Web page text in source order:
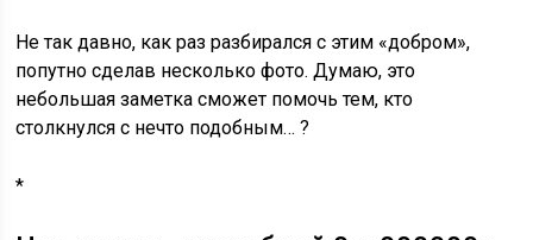
Не так давно, как раз разбирался с этим «добром»,
попутно сделав несколько фото. Думаю, это
небольшая заметка сможет помочь тем, кто
столкнулся с нечто подобным… ?
*